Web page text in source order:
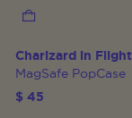
Charizard in Flight
MagSafe PopCase
$ 45